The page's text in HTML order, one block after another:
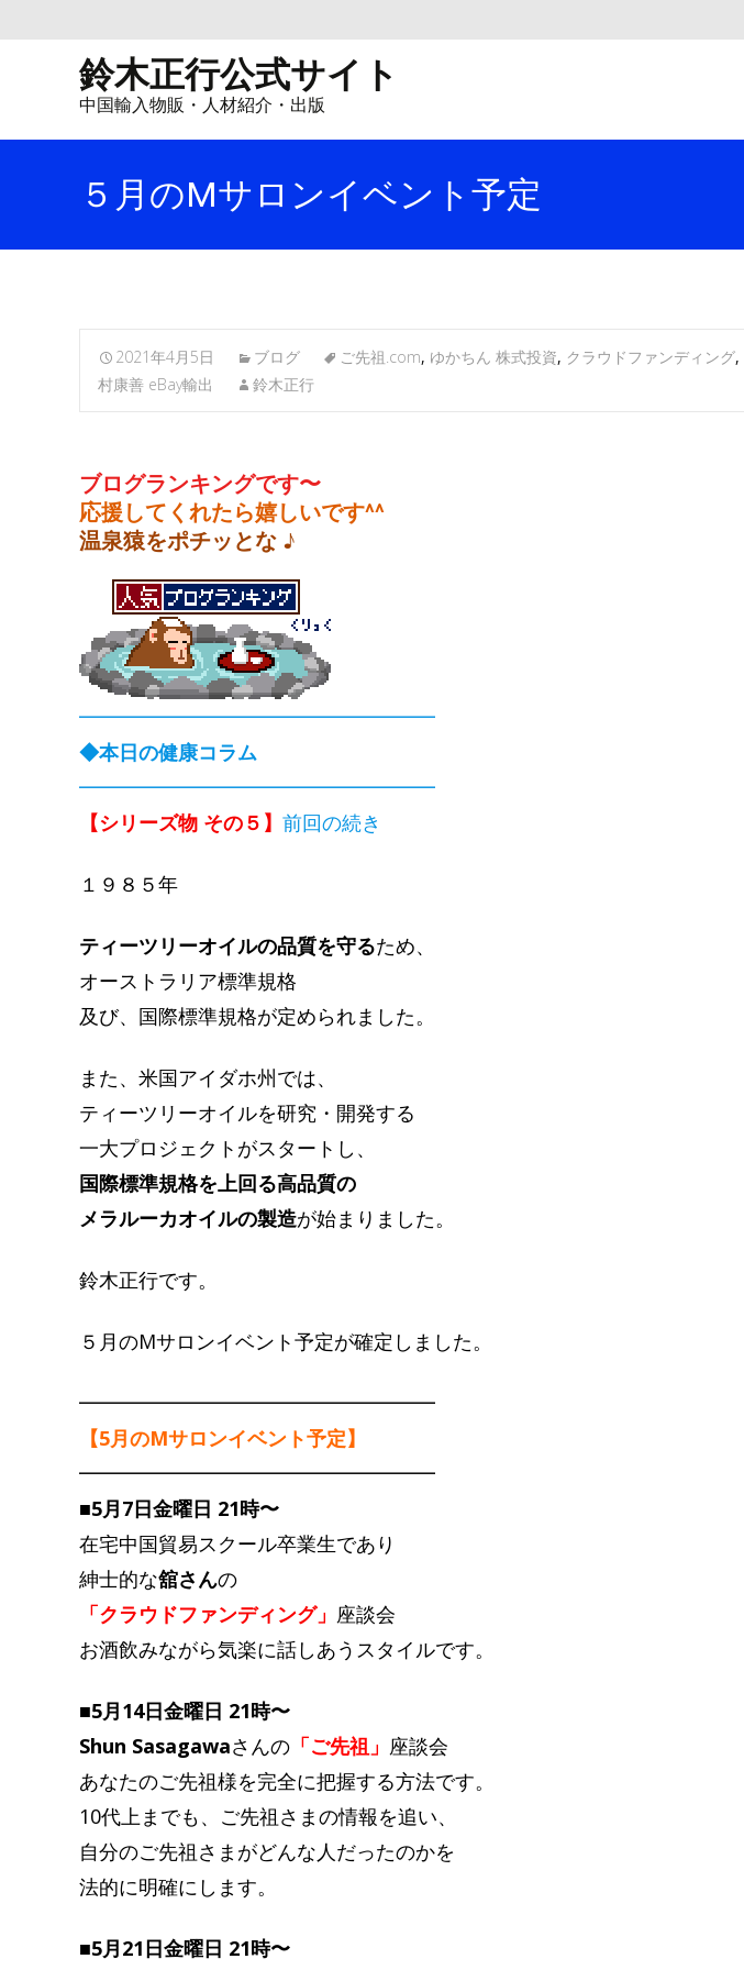
鈴木正行公式サイト
中国輸入物販・人材紹介・出版
５月のMサロンイベント予定
2021年4月5日 ブログ ご先祖.com, ゆかちん 株式投資, クラウドファンディング,
村康善 eBay輸出
鈴木正行
ブログランキングです〜
応援してくれたら嬉しいです^^
温泉猿をポチッとな ♪
━━━━━━━━━━━━━━━━━━
◆本日の健康コラム
━━━━━━━━━━━━━━━━━━
【シリーズ物 その５】 前回の続き
１９８５年
ティーツリーオイルの品質を守るため、
オーストラリア標準規格
及び、国際標準規格が定められました。
また、米国アイダホ州では、
ティーツリーオイルを研究・開発する
一大プロジェクトがスタートし、
国際標準規格を上回る高品質の
メラルーカオイルの製造が始まりました。
鈴木正行です。
５月のMサロンイベント予定が確定しました。
━━━━━━━━━━━━━━━━━━
【5月のMサロンイベント予定】
━━━━━━━━━━━━━━━━━━
■5月7日金曜日 21時〜
在宅中国貿易スクール卒業生であり
紳士的な舘さんの
「クラウドファンディング」 座談会
お酒飲みながら気楽に話しあうスタイルです。
■5月14日金曜日 21時〜
Shun Sasagawaさんの 「ご先祖」 座談会
あなたのご先祖様を完全に把握する方法です。
10代上までも、ご先祖さまの情報を追い、
自分のご先祖さまがどんな人だったのかを
法的に明確にします。
■5月21日金曜日 21時〜